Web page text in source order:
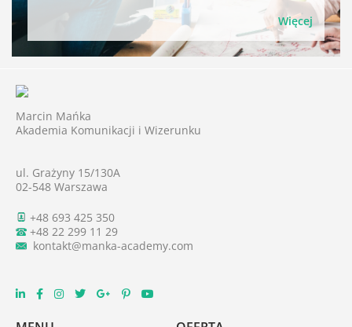
Więcej
Marcin Mańka
Akademia Komunikacji i Wizerunku
ul. Grażyny 15/130A
02-548 Warszawa
+48 693 425 350
+48 22 299 11 29
kontakt@manka-academy.com